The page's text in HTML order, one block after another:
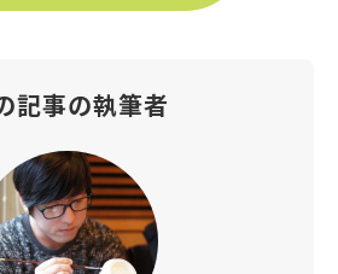
記事の執筆者